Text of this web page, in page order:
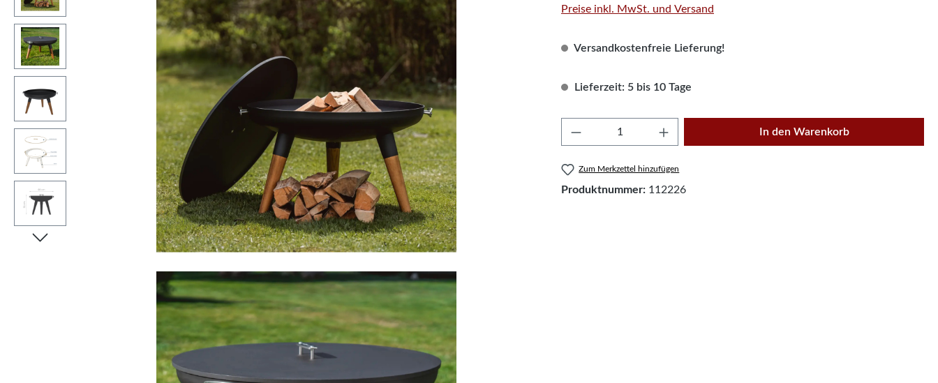
Preise inkl. MwSt. und Versand
Versandkostenfreie Lieferung!
Lieferzeit: 5 bis 10 Tage
Produkt Anzahl: Gib den gewünschten Wert ein
In den Warenkorb
Zum Merkzettel hinzufügen
Produktnummer: 112226